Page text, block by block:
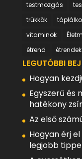
testmozgás
trükkök
vitaminok
étrend
étrendek
LEGUTÓBBI
Hogyan
Egyszerű és
hatékony
Az első
Hogyan érj
legjobb